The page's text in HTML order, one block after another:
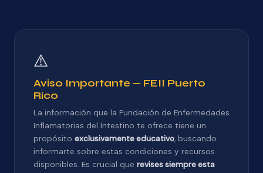
⚠️
Aviso Importante — FEII Puerto
Rico
La información que la Fundación de Enfermedades
Inflamatorias del Intestino te ofrece tiene un
propósito exclusivamente educativo, buscando
informarte sobre estas condiciones y recursos
disponibles. Es crucial que revises siempre esta